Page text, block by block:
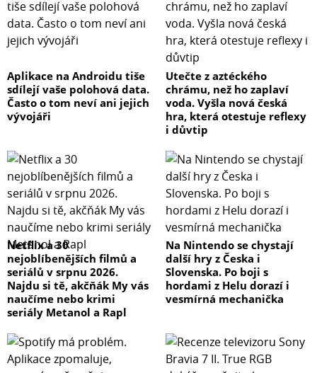
Aplikace na Androidu tiše
sdílejí vaše polohová data.
Často o tom neví ani jejich
vývojáři
Utečte z aztéckého
chrámu, než ho zaplaví
voda. Vyšla nová česká
hra, která otestuje reflexy
i důvtip
Netflix a 30
nejoblíbenějších filmů a
seriálů v srpnu 2026.
Najdu si tě, akčňák My vás
naučíme nebo krimi
seriály Metanol a Rapl
Na Nintendo se chystají
další hry z Česka i
Slovenska. Po boji s
hordami z Helu dorazí i
vesmírná mechanička